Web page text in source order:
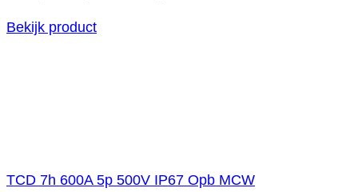
Bekijk product
TCD 7h 600A 5p 500V IP67 Opb MCW